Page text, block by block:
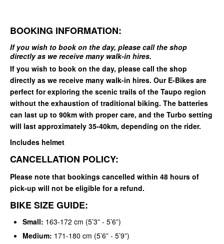
BOOKING INFORMATION:
If you wish to book on the day, please call the shop
directly as we receive many walk-in hires.
If you wish to book on the day, please call the shop
directly as we receive many walk-in hires. Our E-Bikes are
perfect for exploring the scenic trails of the Taupo region
without the exhaustion of traditional biking. The batteries
can last up to 90km with proper care, and the Turbo setting
will last approximately 35-40km, depending on the rider.
Includes helmet
CANCELLATION POLICY:
Please note that bookings cancelled within 48 hours of
pick-up will not be eligible for a refund.
BIKE SIZE GUIDE:
Small: 163-172 cm (5’3” - 5’6”)
Medium: 171-180 cm (5’6” - 5’9”)